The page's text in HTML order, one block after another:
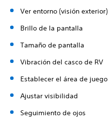
Ver entorno (visión exterior)
Brillo de la pantalla
Tamaño de pantalla
Vibración del casco de RV
Establecer el área de juego
Ajustar visibilidad
Seguimiento de ojos